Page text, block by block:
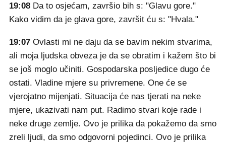
19:08 Da to osjećam, završio bih s: "Glavu gore."
Kako vidim da je glava gore, završit ću s: "Hvala."
19:07 Ovlasti mi ne daju da se bavim nekim stvarima,
ali moja ljudska obveza je da se obratim i kažem što bi
se još moglo učiniti. Gospodarska posljedice dugo će
ostati. Vladine mjere su privremene. One će se
vjerojatno mijenjati. Situacija će nas tjerati na neke
mjere, ukazivati nam put. Radimo stvari koje rade i
neke druge zemlje. Ovo je prilika da pokažemo da smo
zreli ljudi, da smo odgovorni pojedinci. Ovo je prilika